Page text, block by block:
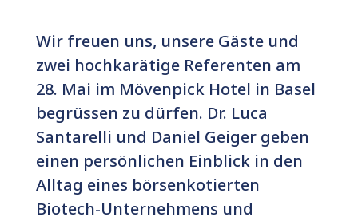
Wir freuen uns, unsere Gäste und
zwei hochkarätige Referenten am
28. Mai im Mövenpick Hotel in Basel
begrüssen zu dürfen. Dr. Luca
Santarelli und Daniel Geiger geben
einen persönlichen Einblick in den
Alltag eines börsenkotierten
Biotech-Unternehmens und